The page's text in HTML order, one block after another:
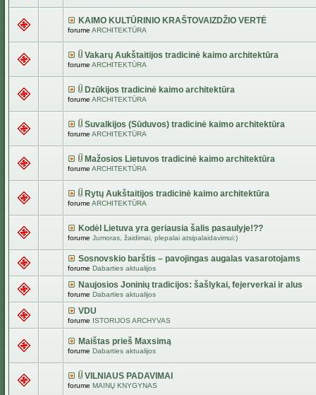
KAIMO KULTŪRINIO KRAŠTOVAIZDŽIO VERTĖ
forume ARCHITEKTŪRA
Vakarų Aukštaitijos tradicinė kaimo architektūra
forume ARCHITEKTŪRA
Dzūkijos tradicinė kaimo architektūra
forume ARCHITEKTŪRA
Suvalkijos (Sūduvos) tradicinė kaimo architektūra
forume ARCHITEKTŪRA
Mažosios Lietuvos tradicinė kaimo architektūra
forume ARCHITEKTŪRA
Rytų Aukštaitijos tradicinė kaimo architektūra
forume ARCHITEKTŪRA
Kodėl Lietuva yra geriausia šalis pasaulyje!??
forume Jumoras, žaidimai, plepalai atsipalaidavimui:)
Sosnovskio barštis – pavojingas augalas vasarotojams
forume Dabarties aktualijos
Naujosios Joninių tradicijos: šašlykai, fejerverkai ir alus
forume Dabarties aktualijos
VDU
forume ISTORIJOS ARCHYVAS
Maištas prieš Maxsimą
forume Dabarties aktualijos
VILNIAUS PADAVIMAI
forume MAINŲ KNYGYNAS